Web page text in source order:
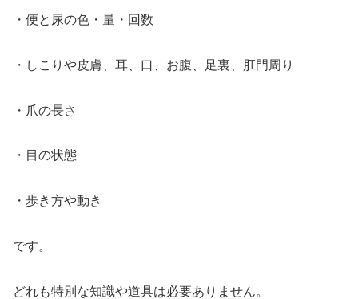
・便と尿の色・量・回数
・しこりや皮膚、耳、口、お腹、足裏、肛門周り
・爪の長さ
・目の状態
・歩き方や動き
です。
どれも特別な知識や道具は必要ありません。